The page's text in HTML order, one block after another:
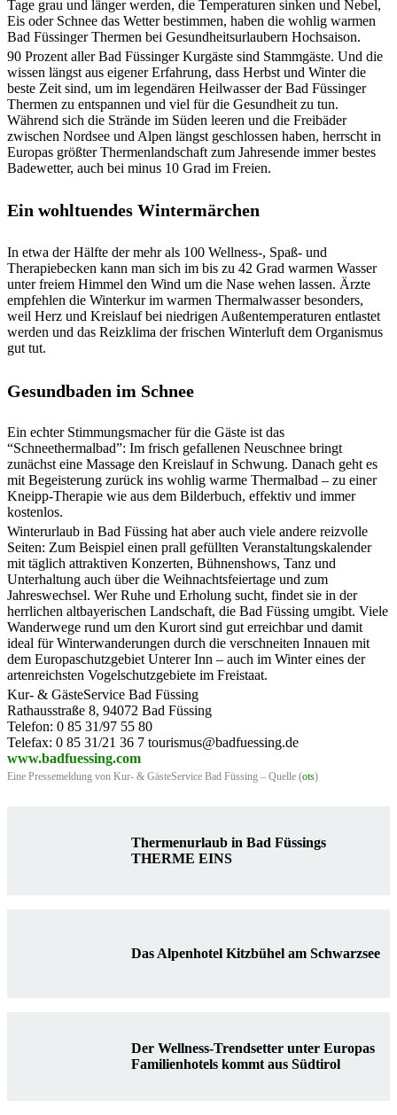
Tage grau und länger werden, die Temperaturen sinken und Nebel,
Eis oder Schnee das Wetter bestimmen, haben die wohlig warmen
Bad Füssinger Thermen bei Gesundheitsurlaubern Hochsaison.
90 Prozent aller Bad Füssinger Kurgäste sind Stammgäste. Und die
wissen längst aus eigener Erfahrung, dass Herbst und Winter die
beste Zeit sind, um im legendären Heilwasser der Bad Füssinger
Thermen zu entspannen und viel für die Gesundheit zu tun.
Während sich die Strände im Süden leeren und die Freibäder
zwischen Nordsee und Alpen längst geschlossen haben, herrscht in
Europas größter Thermenlandschaft zum Jahresende immer bestes
Badewetter, auch bei minus 10 Grad im Freien.
Ein wohltuendes Wintermärchen
In etwa der Hälfte der mehr als 100 Wellness-, Spaß- und
Therapiebecken kann man sich im bis zu 42 Grad warmen Wasser
unter freiem Himmel den Wind um die Nase wehen lassen. Ärzte
empfehlen die Winterkur im warmen Thermalwasser besonders,
weil Herz und Kreislauf bei niedrigen Außentemperaturen entlastet
werden und das Reizklima der frischen Winterluft dem Organismus
gut tut.
Gesundbaden im Schnee
Ein echter Stimmungsmacher für die Gäste ist das
“Schneethermalbad”: Im frisch gefallenen Neuschnee bringt
zunächst eine Massage den Kreislauf in Schwung. Danach geht es
mit Begeisterung zurück ins wohlig warme Thermalbad – zu einer
Kneipp-Therapie wie aus dem Bilderbuch, effektiv und immer
kostenlos.
Winterurlaub in Bad Füssing hat aber auch viele andere reizvolle
Seiten: Zum Beispiel einen prall gefüllten Veranstaltungskalender
mit täglich attraktiven Konzerten, Bühnenshows, Tanz und
Unterhaltung auch über die Weihnachtsfeiertage und zum
Jahreswechsel. Wer Ruhe und Erholung sucht, findet sie in der
herrlichen altbayerischen Landschaft, die Bad Füssing umgibt. Viele
Wanderwege rund um den Kurort sind gut erreichbar und damit
ideal für Winterwanderungen durch die verschneiten Innauen mit
dem Europaschutzgebiet Unterer Inn – auch im Winter eines der
artenreichsten Vogelschutzgebiete im Freistaat.
Kur- & GästeService Bad Füssing
Rathausstraße 8, 94072 Bad Füssing
Telefon: 0 85 31/97 55 80
Telefax: 0 85 31/21 36 7 tourismus@badfuessing.de
www.badfuessing.com
Eine Pressemeldung von Kur- & GästeService Bad Füssing – Quelle (ots)
Thermenurlaub in Bad Füssings
THERME EINS
Das Alpenhotel Kitzbühel am Schwarzsee
Der Wellness-Trendsetter unter Europas
Familienhotels kommt aus Südtirol